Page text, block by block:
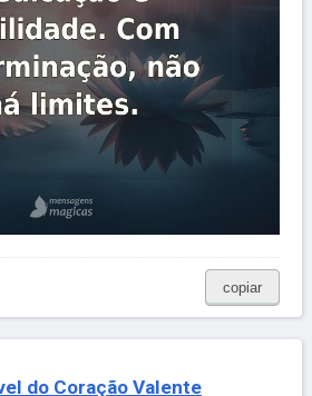
copiar
do Coração Valente